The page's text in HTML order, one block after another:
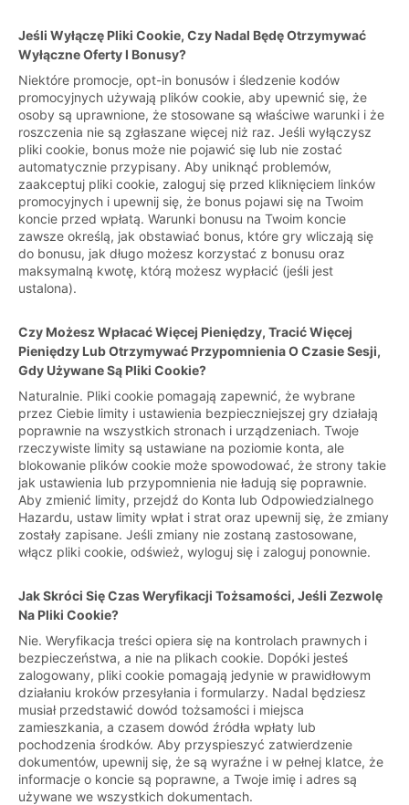
Jeśli Wyłączę Pliki Cookie, Czy Nadal Będę Otrzymywać
Wyłączne Oferty I Bonusy?
Niektóre promocje, opt-in bonusów i śledzenie kodów
promocyjnych używają plików cookie, aby upewnić się, że
osoby są uprawnione, że stosowane są właściwe warunki i że
roszczenia nie są zgłaszane więcej niż raz. Jeśli wyłączysz
pliki cookie, bonus może nie pojawić się lub nie zostać
automatycznie przypisany. Aby uniknąć problemów,
zaakceptuj pliki cookie, zaloguj się przed kliknięciem linków
promocyjnych i upewnij się, że bonus pojawi się na Twoim
koncie przed wpłatą. Warunki bonusu na Twoim koncie
zawsze określą, jak obstawiać bonus, które gry wliczają się
do bonusu, jak długo możesz korzystać z bonusu oraz
maksymalną kwotę, którą możesz wypłacić (jeśli jest
ustalona).
Czy Możesz Wpłacać Więcej Pieniędzy, Tracić Więcej
Pieniędzy Lub Otrzymywać Przypomnienia O Czasie Sesji,
Gdy Używane Są Pliki Cookie?
Naturalnie. Pliki cookie pomagają zapewnić, że wybrane
przez Ciebie limity i ustawienia bezpieczniejszej gry działają
poprawnie na wszystkich stronach i urządzeniach. Twoje
rzeczywiste limity są ustawiane na poziomie konta, ale
blokowanie plików cookie może spowodować, że strony takie
jak ustawienia lub przypomnienia nie ładują się poprawnie.
Aby zmienić limity, przejdź do Konta lub Odpowiedzialnego
Hazardu, ustaw limity wpłat i strat oraz upewnij się, że zmiany
zostały zapisane. Jeśli zmiany nie zostaną zastosowane,
włącz pliki cookie, odśwież, wyloguj się i zaloguj ponownie.
Jak Skróci Się Czas Weryfikacji Tożsamości, Jeśli Zezwolę
Na Pliki Cookie?
Nie. Weryfikacja treści opiera się na kontrolach prawnych i
bezpieczeństwa, a nie na plikach cookie. Dopóki jesteś
zalogowany, pliki cookie pomagają jedynie w prawidłowym
działaniu kroków przesyłania i formularzy. Nadal będziesz
musiał przedstawić dowód tożsamości i miejsca
zamieszkania, a czasem dowód źródła wpłaty lub
pochodzenia środków. Aby przyspieszyć zatwierdzenie
dokumentów, upewnij się, że są wyraźne i w pełnej klatce, że
informacje o koncie są poprawne, a Twoje imię i adres są
używane we wszystkich dokumentach.